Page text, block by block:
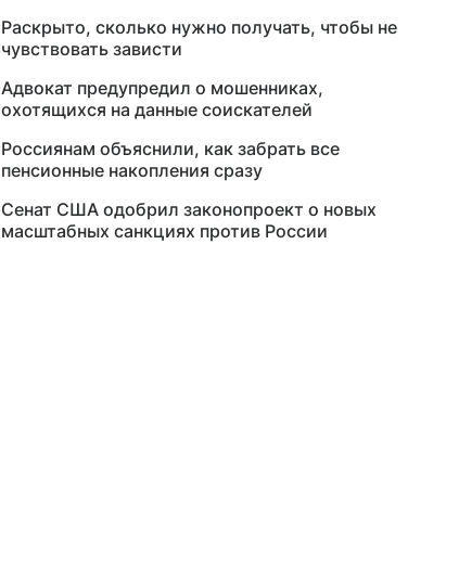
Раскрыто, сколько нужно получать, чтобы не
чувствовать зависти
Адвокат предупредил о мошенниках,
охотящихся на данные соискателей
Россиянам объяснили, как забрать все
пенсионные накопления сразу
Сенат США одобрил законопроект о новых
масштабных санкциях против России